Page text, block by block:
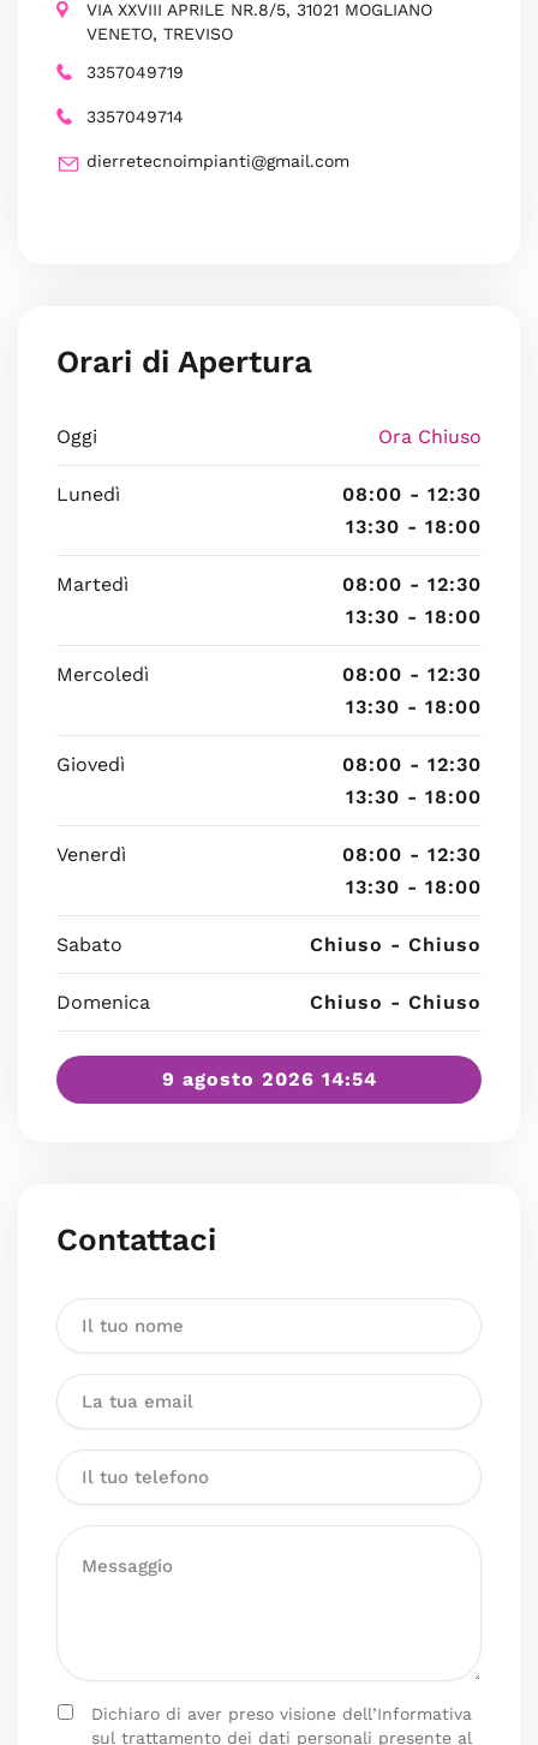
VIA XXVIII APRILE NR.8/5, 31021 MOGLIANO
VENETO, TREVISO
3357049719
3357049714
dierretecnoimpianti@gmail.com
Orari di Apertura
Oggi Ora Chiuso
Lunedì
08:00 - 12:30
13:30 - 18:00
Martedì
08:00 - 12:30
13:30 - 18:00
Mercoledì
08:00 - 12:30
13:30 - 18:00
Giovedì
08:00 - 12:30
13:30 - 18:00
Venerdì
08:00 - 12:30
13:30 - 18:00
Sabato Chiuso - Chiuso
Domenica Chiuso - Chiuso
9 agosto 2026 14:54
Contattaci
Dichiaro di aver preso visione dell’Informativa
sul trattamento dei dati personali presente al